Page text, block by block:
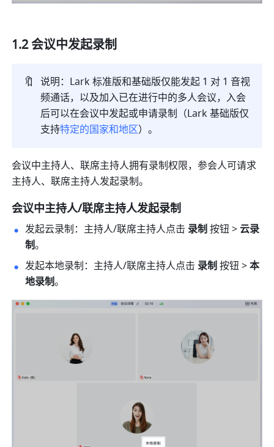
1.2 会议中发起录制
🔖 说明： Lark 标准版和基础版仅能发起 1 对 1 音视
频通话，以及加入已在进行中的多人会议， 入会
后可以在会议中发起或申请录制（Lark 基础版仅
支持特定的国家和地区）。
会议中主持人、联席主持人拥有录制权限，参会人可请求
主持人、联席主持人发起录制。
会议中主持人/联席主持人发起录制
发起云录制：主持人/联席主持人点击 录制 按钮> 云录
制。
发起本地录制：主持人/联席主持人点击 录制 按钮 > 本
地录制。